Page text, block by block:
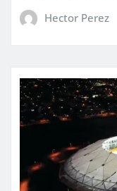
Hector Perez